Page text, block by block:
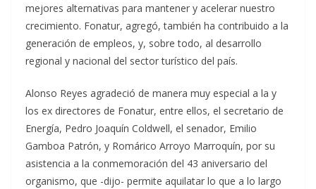
mejores alternativas para mantener y acelerar nuestro
crecimiento. Fonatur, agregó, también ha contribuido a la
generación de empleos, y, sobre todo, al desarrollo
regional y nacional del sector turístico del país.
Alonso Reyes agradeció de manera muy especial a la y
los ex directores de Fonatur, entre ellos, el secretario de
Energía, Pedro Joaquín Coldwell, el senador, Emilio
Gamboa Patrón, y Romárico Arroyo Marroquín, por su
asistencia a la conmemoración del 43 aniversario del
organismo, que -dijo- permite aquilatar lo que a lo largo